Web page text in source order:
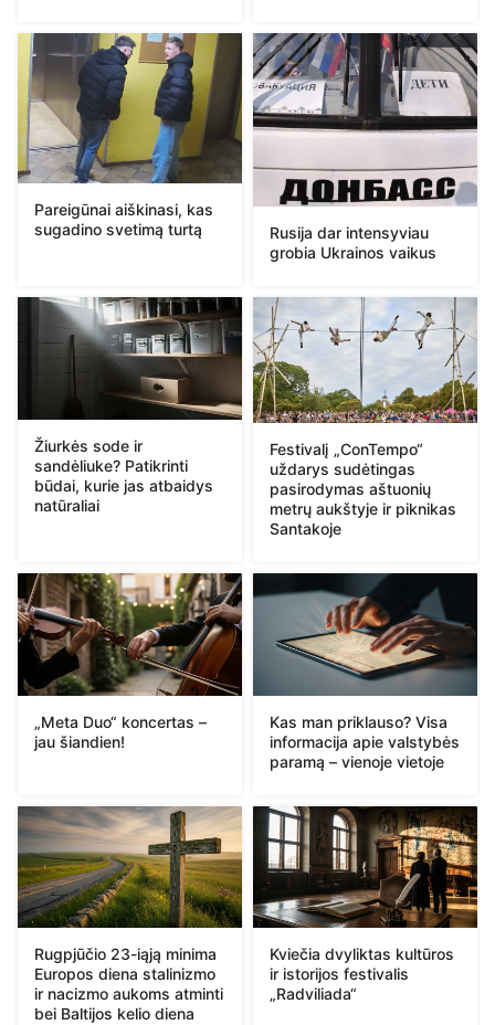
Pareigūnai aiškinasi, kas
sugadino svetimą turtą
Rusija dar intensyviau
grobia Ukrainos vaikus
Žiurkės sode ir
sandėliuke? Patikrinti
būdai, kurie jas atbaidys
natūraliai
Festivalį „ConTempo“
uždarys sudėtingas
pasirodymas aštuonių
metrų aukštyje ir piknikas
Santakoje
„Meta Duo“ koncertas –
jau šiandien!
Kas man priklauso? Visa
informacija apie valstybės
paramą – vienoje vietoje
Rugpjūčio 23-iąją minima
Europos diena stalinizmo
ir nacizmo aukoms atminti
bei Baltijos kelio diena
Kviečia dvyliktas kultūros
ir istorijos festivalis
„Radviliada“